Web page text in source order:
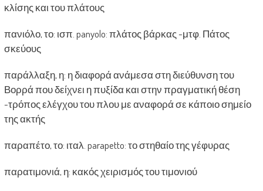
κλίσης και του πλάτους
πανιόλο, το: ισπ. panyolo: πλάτος βάρκας -μτφ. Πάτος
σκεύους
παράλλαξη, η: η διαφορά ανάμεσα στη διεύθυνση του
Βορρά που δείχνει η πυξίδα και στην πραγματική θέση
-τρόπος ελέγχου του πλου με αναφορά σε κάποιο σημείο
της ακτής
παραπέτο, το: ιταλ. parapetto: το στηθαίο της γέφυρας
παρατιμονιά, η: κακός χειρισμός του τιμονιού